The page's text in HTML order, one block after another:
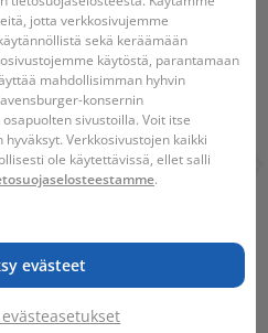
GraviTrax Scoop
Nordics 10-spr
GraviTrax-lisätarvikkeet
GraviTrax Junior
Element -
ansaloukku
GraviTrax-lisätarvikkeet
jotta verkkosivujemme
sekä keräämään
käytöstä, parantamaan
mahdollisimman hyhvin
konsernin
sivustoilla. Voit itse
Verkkosivustojen kaikki
ole käytettävissä, ellet salli
.
evästeet